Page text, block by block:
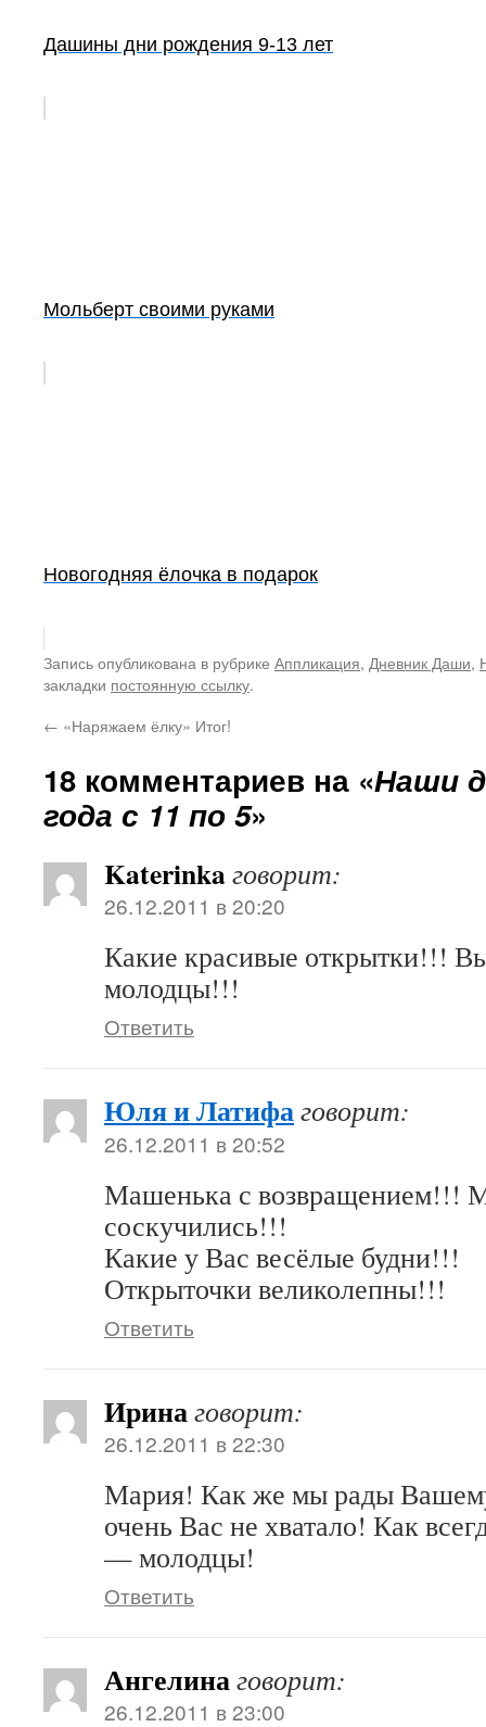
Дашины дни рождения 9-13 лет
Мольберт своими руками
Новогодняя ёлочка в подарок
Запись опубликована в рубрике Аппликация, Дневник Даши,
закладки постоянную ссылку.
← «Наряжаем ёлку» Итог!
18 комментариев на «Наши
года с 11 по 5»
Katerinkaговорит:
26.12.2011 в 20:20
Какие красивые открытки!!!
молодцы!!!
Ответить
Юля и Латифаговорит:
26.12.2011 в 20:52
Машенька с возвращением!!!
соскучились!!!
Какие у Вас весёлые будни!!!
Открыточки великолепны!!!
Ответить
Иринаговорит:
26.12.2011 в 22:30
Мария! Как же мы рады
очень Вас не хватало! Как
— молодцы!
Ответить
Ангелинаговорит:
26.12.2011 в 23:00